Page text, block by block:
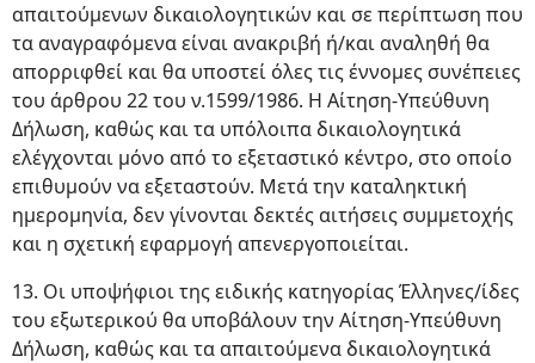
απαιτούμενων δικαιολογητικών και σε περίπτωση που
τα αναγραφόμενα είναι ανακριβή ή/και αναληθή θα
απορριφθεί και θα υποστεί όλες τις έννομες συνέπειες
του άρθρου 22 του ν.1599/1986. Η Αίτηση-Υπεύθυνη
Δήλωση, καθώς και τα υπόλοιπα δικαιολογητικά
ελέγχονται μόνο από το εξεταστικό κέντρο, στο οποίο
επιθυμούν να εξεταστούν. Μετά την καταληκτική
ημερομηνία, δεν γίνονται δεκτές αιτήσεις συμμετοχής
και η σχετική εφαρμογή απενεργοποιείται.
13. Oι υποψήφιοι της ειδικής κατηγορίας Έλληνες/ίδες
του εξωτερικού θα υποβάλουν την Αίτηση-Υπεύθυνη
Δήλωση, καθώς και τα απαιτούμενα δικαιολογητικά